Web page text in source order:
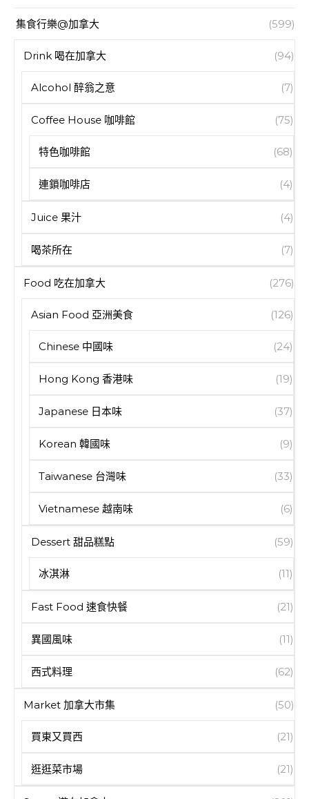
集食行樂@加拿大 (599)
Drink 喝在加拿大 (94)
Alcohol 醉翁之意 (7)
Coffee House 咖啡館 (75)
特色咖啡館 (68)
連鎖咖啡店 (4)
Juice 果汁 (4)
喝茶所在 (7)
Food 吃在加拿大 (276)
Asian Food 亞洲美食 (126)
Chinese 中國味 (24)
Hong Kong 香港味 (19)
Japanese 日本味 (37)
Korean 韓國味 (9)
Taiwanese 台灣味 (33)
Vietnamese 越南味 (6)
Dessert 甜品糕點 (59)
冰淇淋 (11)
Fast Food 速食快餐 (21)
異國風味 (11)
西式料理 (62)
Market 加拿大市集 (50)
買東又買西 (21)
逛逛菜市場 (21)